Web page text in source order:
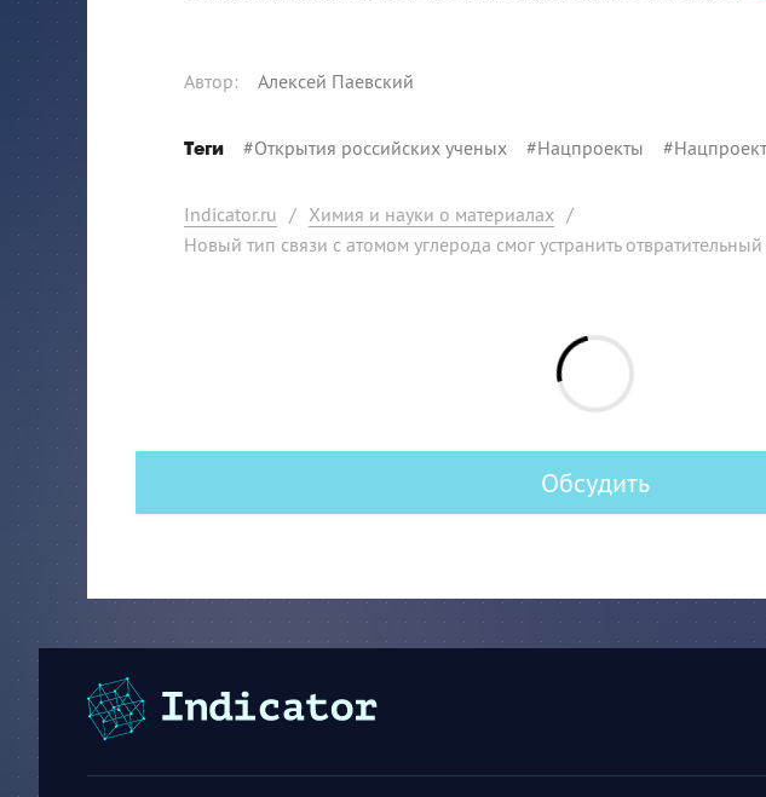
Автор: Алексей Паевский
Теги #Открытия российских ученых #Нацпроекты #
Indicator.ru / Химия и науки о материалах /
Новый тип связи с атомом углерода смог устранить
Обсудить